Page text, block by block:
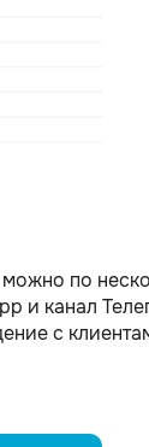
по
и канал
с